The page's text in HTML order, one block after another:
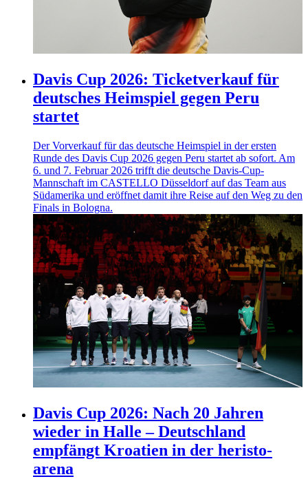
Davis Cup 2026: Ticketverkauf für
deutsches Heimspiel gegen Peru
startet
Der Vorverkauf für das deutsche Heimspiel in der ersten
Runde des Davis Cup 2026 gegen Peru startet ab sofort. Am
6. und 7. Februar 2026 trifft die deutsche Davis-Cup-
Mannschaft im CASTELLO Düsseldorf auf das Team aus
Südamerika und eröffnet damit ihre Reise auf den Weg zu den
Finals in Bologna.
Davis Cup 2026: Nach 20 Jahren
wieder in Halle – Deutschland
empfängt Kroatien in der heristo-
arena